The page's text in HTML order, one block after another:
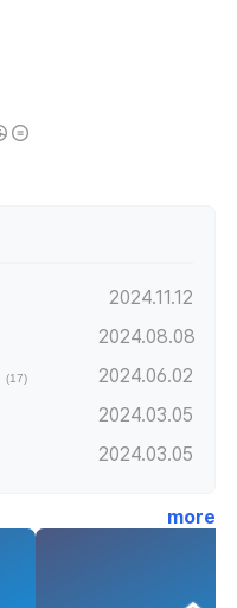
2024.11.12
2024.08.08
(17) 2024.06.02
2024.03.05
2024.03.05
more